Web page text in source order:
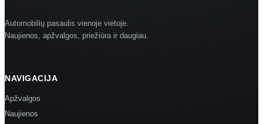
Automobilių pasaulis vienoje vietoje.
Naujienos, apžvalgos, priežiūra ir daugiau.
NAVIGACIJA
Apžvalgos
Naujienos